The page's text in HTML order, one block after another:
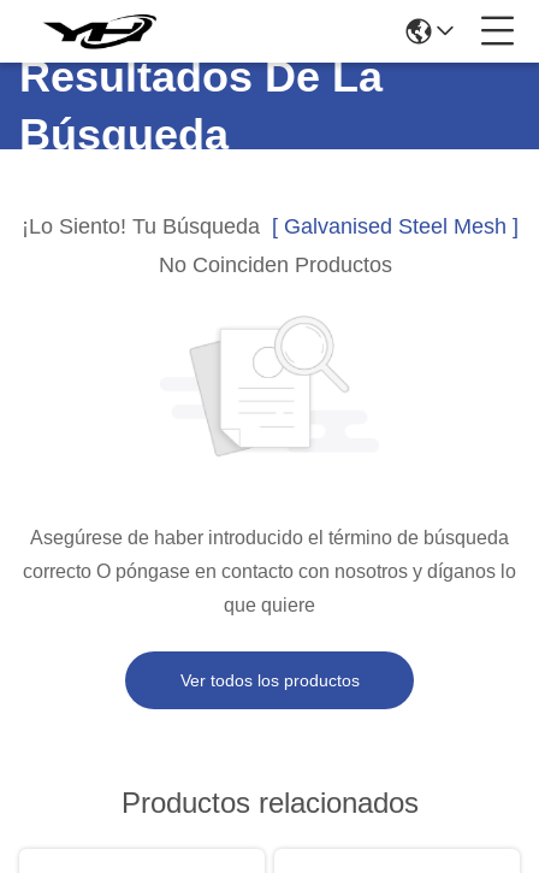
Resultados De La
Búsqueda
¡Lo Siento! Tu Búsqueda [ Galvanised Steel Mesh ]
No Coinciden Productos
Asegúrese de haber introducido el término de búsqueda
correcto O póngase en contacto con nosotros y díganos lo
que quiere
Ver todos los productos
Productos relacionados